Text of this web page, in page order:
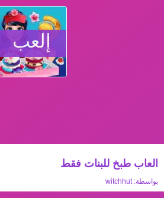
إلعب
العاب طبخ للبنات فقط
بواسطة:witchhut